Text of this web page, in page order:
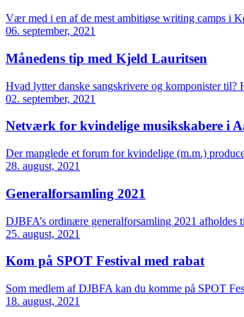
Vær med i en af de mest ambitiøse writing camps i
06. september, 2021
Månedens tip med Kjeld Lauritsen
Hvad lytter danske sangskrivere og komponister
02. september, 2021
Netværk for kvindelige musikskabere i
Der manglede et forum for kvindelige (m.m.)
28. august, 2021
Generalforsamling 2021
DJBFA’s ordinære generalforsamling 2021
25. august, 2021
Kom på SPOT Festival med rabat
Som medlem af DJBFA kan du komme på SPOT
18. august, 2021